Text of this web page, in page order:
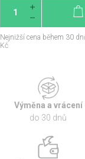
Nejnižší cena během 30
Kč
Výměna a vrácení
do 30 dnů